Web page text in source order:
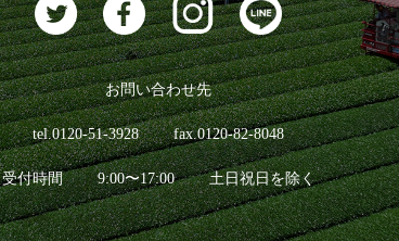
お問い合わせ先
tel.0120-51-3928 fax.0120-82-8048
受付時間 9:00〜17:00 土日祝日を除く